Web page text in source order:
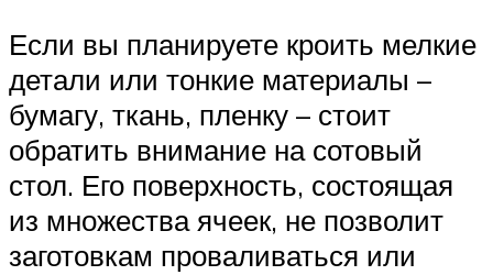
Если вы планируете кроить мелкие
детали или тонкие материалы –
бумагу, ткань, пленку – стоит
обратить внимание на сотовый
стол. Его поверхность, состоящая
из множества ячеек, не позволит
заготовкам проваливаться или